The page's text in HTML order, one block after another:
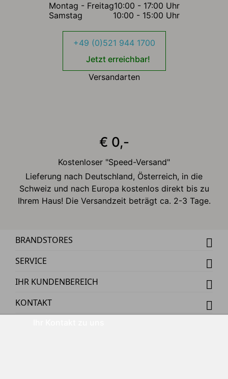
Montag - Freitag10:00 - 17:00 Uhr
Samstag
10:00 - 15:00 Uhr
+49 (0)521 944 1700
Jetzt erreichbar!
Versandarten
€ 0,-
Kostenloser "Speed-Versand"
Lieferung nach Deutschland, Österreich, in die
Schweiz und nach Europa kostenlos direkt bis zu
Ihrem Haus! Die Versandzeit beträgt ca. 2-3 Tage.
BRANDSTORES
SERVICE
IHR KUNDENBEREICH
KONTAKT